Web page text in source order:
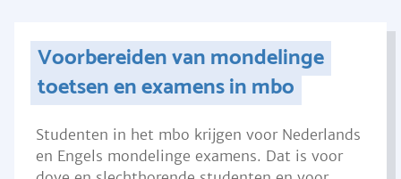
Voorbereiden van mondelinge
toetsen en examens in mbo
Studenten in het mbo krijgen voor Nederlands
en Engels mondelinge examens. Dat is voor